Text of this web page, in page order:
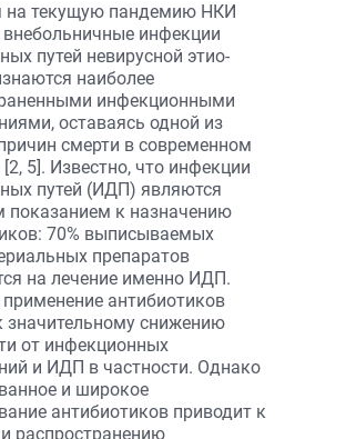
на текущую пандемию НКИ
внебольничные инфекции
путей невирусной этио-
наиболее
инфекционными
оставаясь одной из
смерти в современном
5]. Известно, что инфекции
путей (ИДП) являются
показанием к назначению
70% выписываемых
препаратов
на лечение именно ИДП.
антибиотиков
значительному снижению
от инфекционных
и ИДП в частности. Однако
и широкое
антибиотиков приводит к
распространению